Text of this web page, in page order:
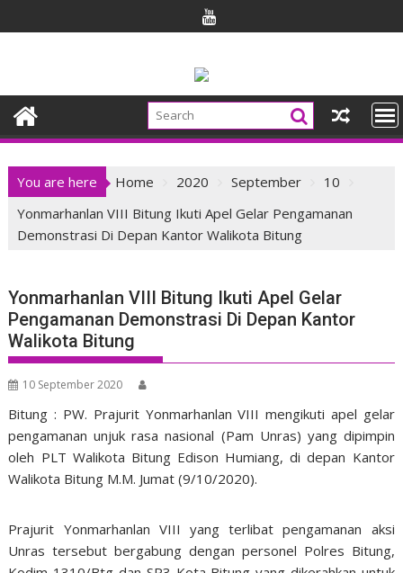
to
You are here Home 2020 September
10
Yonmarhanlan VIII Bitung Ikuti Apel Gelar Pengamanan
Demonstrasi Di Depan Kantor Walikota Bitung
Yonmarhanlan VIII Bitung Ikuti Apel Gelar
Pengamanan Demonstrasi Di Depan Kantor
Walikota Bitung
10 September 2020
Bitung : PW. Prajurit Yonmarhanlan VIII mengikuti apel gelar
pengamanan unjuk rasa nasional (Pam Unras) yang dipimpin
oleh PLT Walikota Bitung Edison Humiang, di depan Kantor
Walikota Bitung M.M. Jumat (9/10/2020).
Prajurit Yonmarhanlan VIII yang terlibat pengamanan aksi
Unras tersebut bergabung dengan personel Polres Bitung,